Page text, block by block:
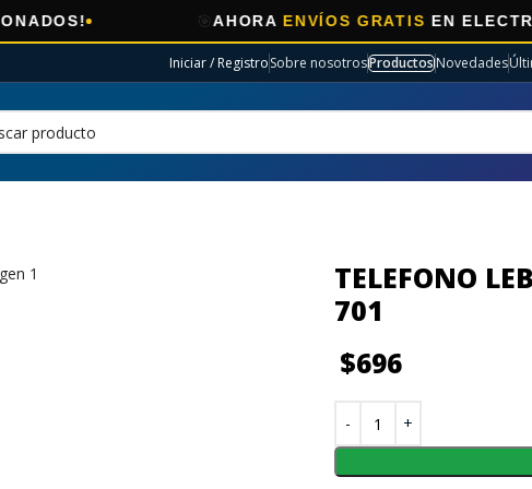
ENVÍOS GRATISEN ELECTRO
Iniciar / RegistroSobre nosotrosProductosNovedades
TELEFONO
701
$696